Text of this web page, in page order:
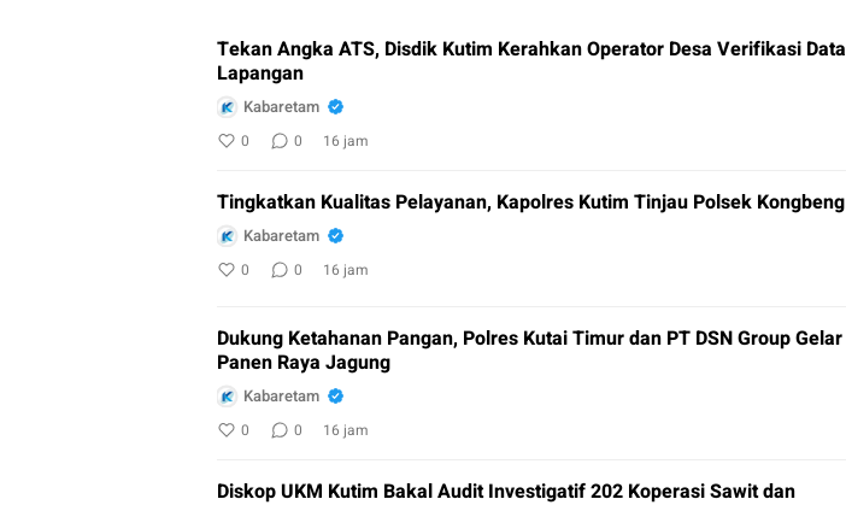
Tekan Angka ATS, Disdik Kutim Kerahkan Operator Desa Verifikasi Data
Lapangan
Kabaretam
0 0 16 jam
Tingkatkan Kualitas Pelayanan, Kapolres Kutim Tinjau Polsek Kongbeng
Kabaretam
0 0 16 jam
Dukung Ketahanan Pangan, Polres Kutai Timur dan PT DSN Group Gelar
Panen Raya Jagung
Kabaretam
0 0 16 jam
Diskop UKM Kutim Bakal Audit Investigatif 202 Koperasi Sawit dan